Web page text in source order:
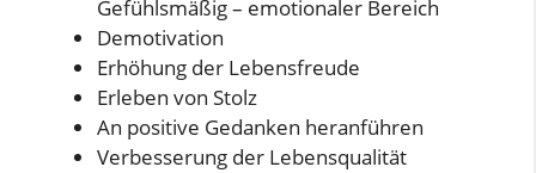
Gefühlsmäßig – emotionaler Bereich
Demotivation
Erhöhung der Lebensfreude
Erleben von Stolz
An positive Gedanken heranführen
Verbesserung der Lebensqualität